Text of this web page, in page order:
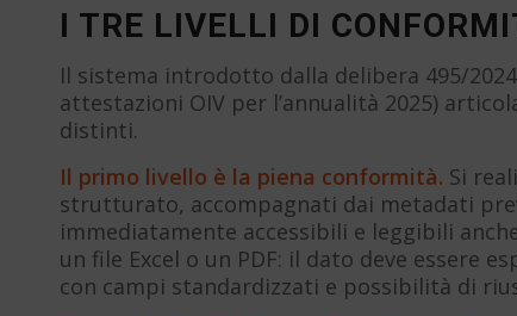
I TRE LIVELLI DI
Il sistema introdotto dalla delibera 495/
attestazioni OIV per l’annualità 2025)
distinti.
Il primo livello è la piena conformità. Si
strutturato, accompagnati dai metadati
immediatamente accessibili e leggibili
un file Excel o un PDF: il dato deve essere
con campi standardizzati e possibilità di